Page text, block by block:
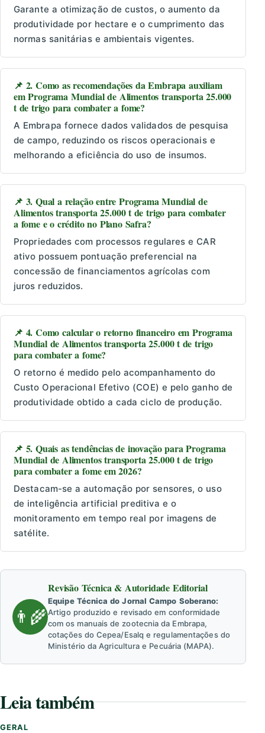
Garante a otimização de custos, o aumento da
produtividade por hectare e o cumprimento das
normas sanitárias e ambientais vigentes.
📌 2. Como as recomendações da Embrapa auxiliam
em Programa Mundial de Alimentos transporta 25.000
t de trigo para combater a fome?
A Embrapa fornece dados validados de pesquisa
de campo, reduzindo os riscos operacionais e
melhorando a eficiência do uso de insumos.
📌 3. Qual a relação entre Programa Mundial de
Alimentos transporta 25.000 t de trigo para combater
a fome e o crédito no Plano Safra?
Propriedades com processos regulares e CAR
ativo possuem pontuação preferencial na
concessão de financiamentos agrícolas com
juros reduzidos.
📌 4. Como calcular o retorno financeiro em Programa
Mundial de Alimentos transporta 25.000 t de trigo
para combater a fome?
O retorno é medido pelo acompanhamento do
Custo Operacional Efetivo (COE) e pelo ganho de
produtividade obtido a cada ciclo de produção.
📌 5. Quais as tendências de inovação para Programa
Mundial de Alimentos transporta 25.000 t de trigo
para combater a fome em 2026?
Destacam-se a automação por sensores, o uso
de inteligência artificial preditiva e o
monitoramento em tempo real por imagens de
satélite.
👨‍🌾
Revisão Técnica & Autoridade Editorial
Equipe Técnica do Jornal Campo Soberano:
Artigo produzido e revisado em conformidade
com os manuais de zootecnia da Embrapa,
cotações do Cepea/Esalq e regulamentações do
Ministério da Agricultura e Pecuária (MAPA).
Leia também
GERAL